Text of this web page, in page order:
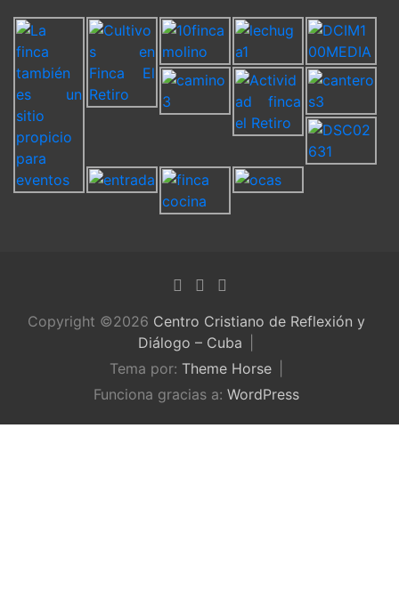
Copyright ©2026 Centro Cristiano de Reflexión y
Diálogo – Cuba
Tema por: Theme Horse
Funciona gracias a: WordPress